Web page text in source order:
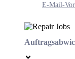
E-Mail-